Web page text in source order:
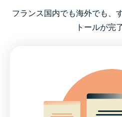
フランス国内でも海外でも、
トールが完